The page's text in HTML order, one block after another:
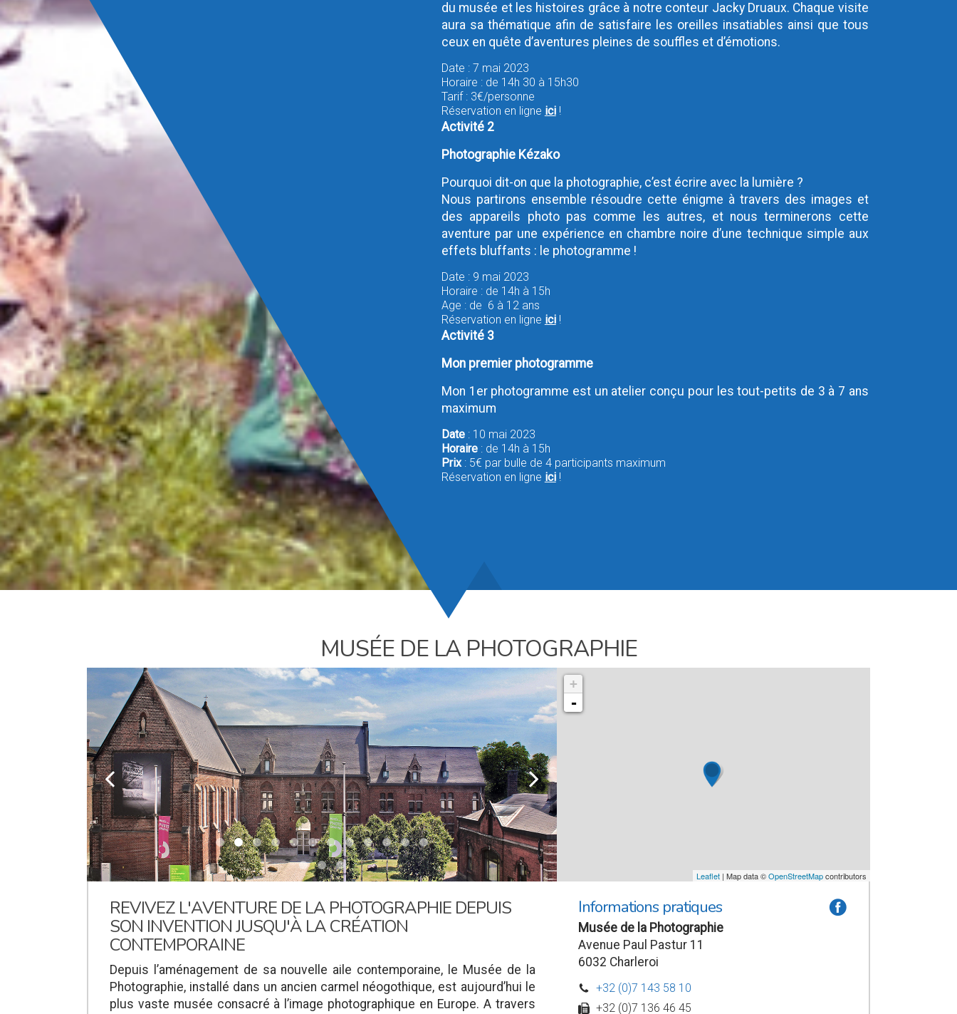
du musée et les histoires grâce à notre conteur Jacky Druaux. Chaque visite
aura sa thématique afin de satisfaire les oreilles insatiables ainsi que tous
ceux en quête d’aventures pleines de souffles et d’émotions.
Date : 7 mai 2023
Horaire : de 14h 30 à 15h30
Tarif : 3€/personne
Réservation en ligne ici!
Activité 2
Photographie Kézako
Pourquoi dit-on que la photographie, c’est écrire avec la lumière ?
Nous partirons ensemble résoudre cette énigme à travers des images et
des appareils photo pas comme les autres, et nous terminerons cette
aventure par une expérience en chambre noire d’une technique simple aux
effets bluffants : le photogramme !
Date : 9 mai 2023
Horaire : de 14h à 15h
Age : de 6 à 12 ans
Réservation en ligne ici!
Activité 3
Mon premier photogramme
Mon 1er photogramme est un atelier conçu pour les tout-petits de 3 à 7 ans
maximum
Date: 10 mai 2023
Horaire: de 14h à 15h
Prix: 5€ par bulle de 4 participants maximum
Réservation en ligne ici!
MUSÉE DE LA PHOTOGRAPHIE
k l
+
-
Leaflet | Map data ©OpenStreetMapcontributors
REVIVEZ L'AVENTURE DE LA PHOTOGRAPHIE DEPUIS
SON INVENTION JUSQU'À LA CRÉATION
CONTEMPORAINE
Depuis l’aménagement de sa nouvelle aile contemporaine, le Musée de la
Photographie, installé dans un ancien carmel néogothique, est aujourd’hui le
plus vaste musée consacré à l’image photographique en Europe. A travers
Informations pratiques
Musée de la Photographie
Avenue Paul Pastur 11
6032 Charleroi
a
D +32 (0)7 143 58 10
w +32 (0)7 136 46 45